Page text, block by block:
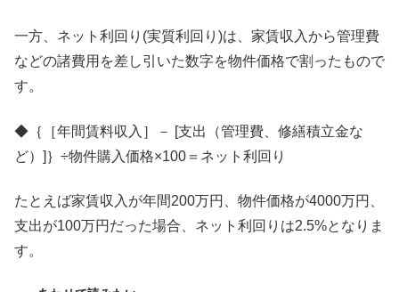
一方、ネット利回り(実質利回り)は、家賃収入から管理費
などの諸費用を差し引いた数字を物件価格で割ったもので
す。
◆｛［年間賃料収入］－ [支出（管理費、修繕積立金な
ど）]｝÷物件購入価格×100＝ネット利回り
たとえば家賃収入が年間200万円、物件価格が4000万円、
支出が100万円だった場合、ネット利回りは2.5%となりま
す。